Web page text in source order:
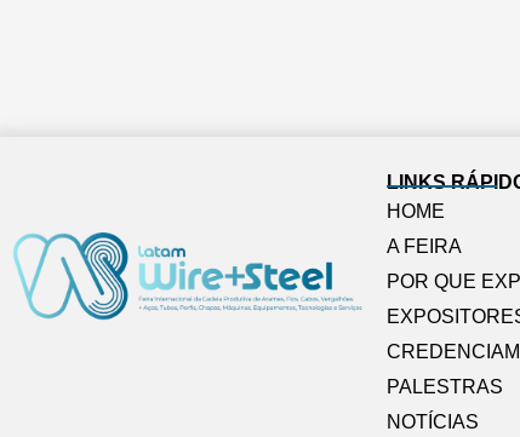
LINKS
HOME
A FEIRA
POR QUE
PALESTRAS
NOTÍCIAS